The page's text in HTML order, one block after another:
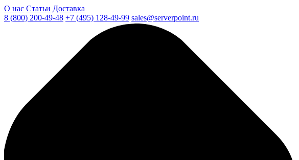
О нас Статьи Доставка
8 (800) 200-49-48 +7 (495) 128-49-99 sales@serverpoint.ru